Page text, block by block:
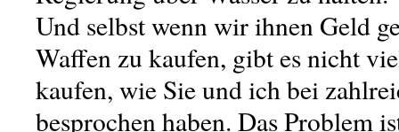
Und selbst wenn wir ihnen Geld
Waffen zu kaufen, gibt es nicht
kaufen, wie Sie und ich bei
besprochen haben. Das Problem